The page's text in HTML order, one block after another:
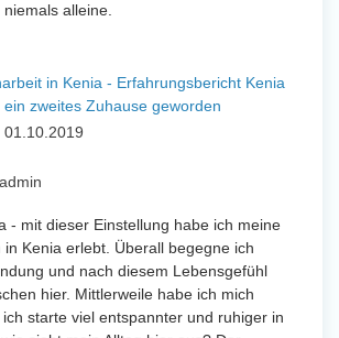
alleine.
in Kenia - Erfahrungsbericht Kenia
ein zweites Zuhause geworden
- mit dieser Einstellung habe ich meine
Kenia erlebt. Überall begegne ich
und nach diesem Lebensgefühl
hier. Mittlerweile habe ich mich
starte viel entspannter und ruhiger in